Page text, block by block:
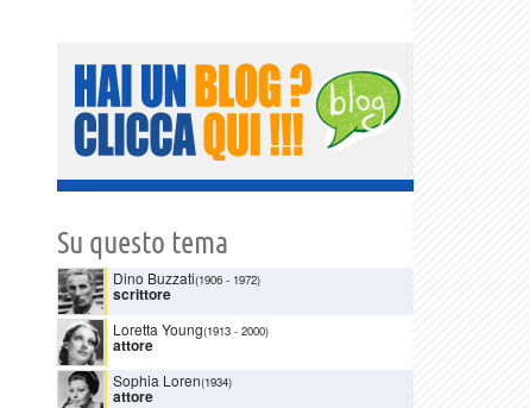
Su questo tema
Dino Buzzati(1906 - 1972)
scrittore
Loretta Young(1913 - 2000)
attore
Sophia Loren(1934)
attore